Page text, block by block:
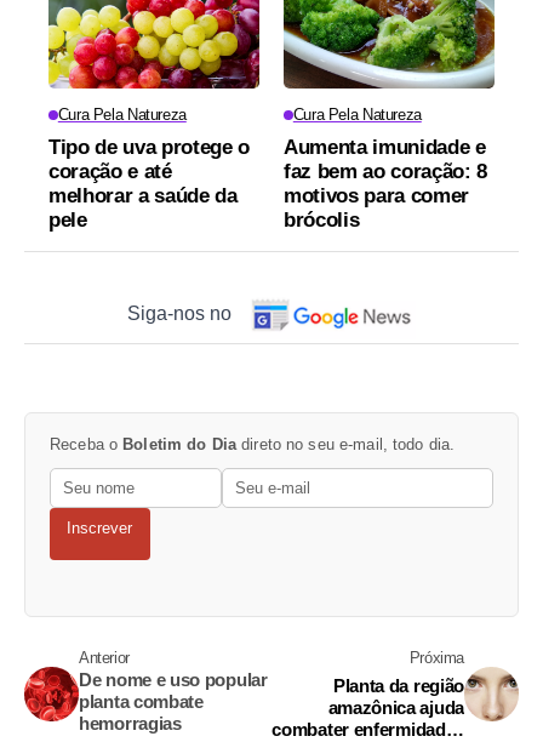
Cura Pela Natureza
Tipo de uva protege o
coração e até
melhorar a saúde da
pele
Cura Pela Natureza
Aumenta imunidade e
faz bem ao coração: 8
motivos para comer
brócolis
Siga-nos no
Receba o Boletim do Dia direto no seu e-mail, todo dia.
Inscrever
Anterior
De nome e uso popular
planta combate
hemorragias
Próxima
Planta da região
amazônica ajuda
combater enfermidades